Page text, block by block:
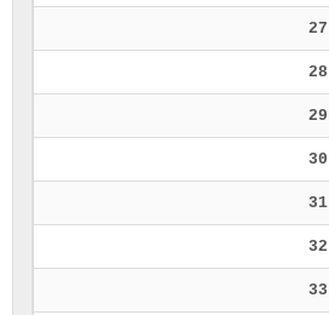
27
28
29
30
31
32
33